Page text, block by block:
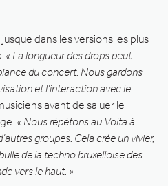
dans les versions les plus
« La longueur des drops peut
du concert. Nous gardons
et l’interaction avec le
avant de saluer le
« Nous répétons au Volta à
groupes. Cela crée un vivier,
de la techno bruxelloise des
vers le haut. »